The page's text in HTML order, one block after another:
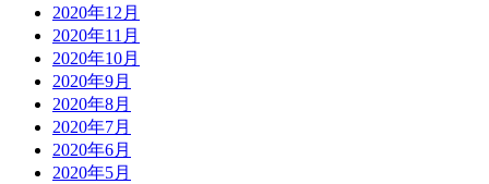
2020年12月
2020年11月
2020年10月
2020年9月
2020年8月
2020年7月
2020年6月
2020年5月